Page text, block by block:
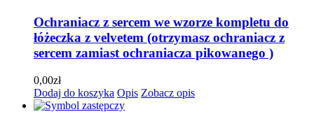
Ochraniacz z sercem we wzorze kompletu do
łóżeczka z velvetem (otrzymasz ochraniacz z
sercem zamiast ochraniacza pikowanego )
0,00zł
Dodaj do koszyka Opis Zobacz opis